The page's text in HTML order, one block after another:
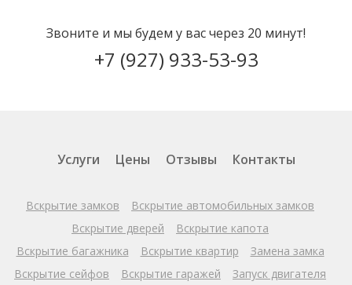
Звоните и мы будем у вас через 20 минут!
+7 (927) 933-53-93
Услуги Цены Отзывы Контакты
Вскрытие замков
Вскрытие автомобильных замков
Вскрытие дверей
Вскрытие капота
Вскрытие багажника
Вскрытие квартир
Замена замка
Вскрытие сейфов
Вскрытие гаражей
Запуск двигателя